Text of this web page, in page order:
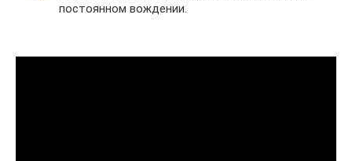
постоянном вождении.